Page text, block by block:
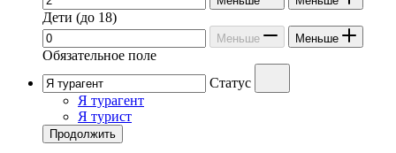
Дети (до 18)
Меньше Меньше
Обязательное поле
Статус
Я турагент
Я турист
Продолжить